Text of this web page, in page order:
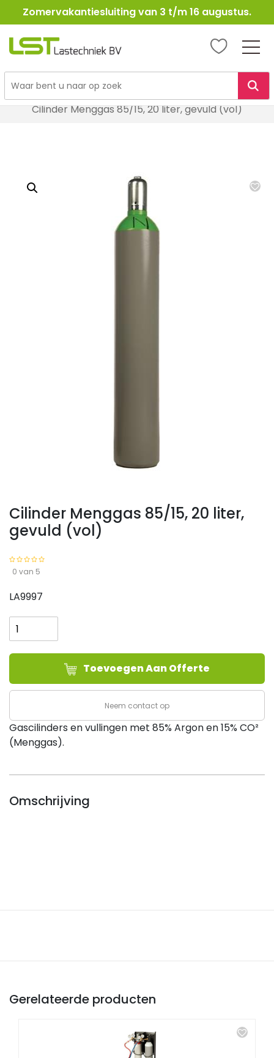
Ga
naar
Zomervakantiesluiting van 3 t/m 16 augustus.
LST
Lasbenodigheden
Cilinder Menggas 85/15, 20 liter, gevuld (vol)
Cilinder Menggas 85/15, 20 liter,
gevuld (vol)
0 van 5
LA9997
Menggas
85/15,
20
gevuld
Toevoegen Aan Offerte
Neem contact op
Gascilinders en vullingen met 85% Argon en 15% CO²
(Menggas).
Omschrijving
Gerelateerde producten